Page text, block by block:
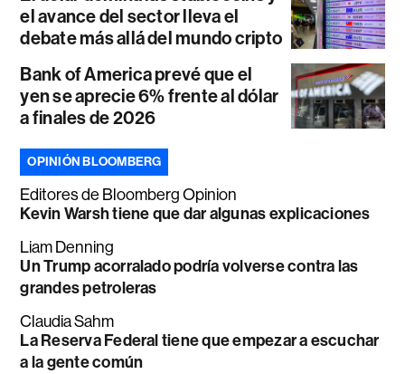
el avance del sector lleva el
debate más allá del mundo cripto
Bank of America prevé que el
yen se aprecie 6% frente al dólar
a finales de 2026
OPINIÓN BLOOMBERG
Editores de Bloomberg Opinion
Kevin Warsh tiene que dar algunas explicaciones
Liam Denning
Un Trump acorralado podría volverse contra las
grandes petroleras
Claudia Sahm
La Reserva Federal tiene que empezar a escuchar
a la gente común